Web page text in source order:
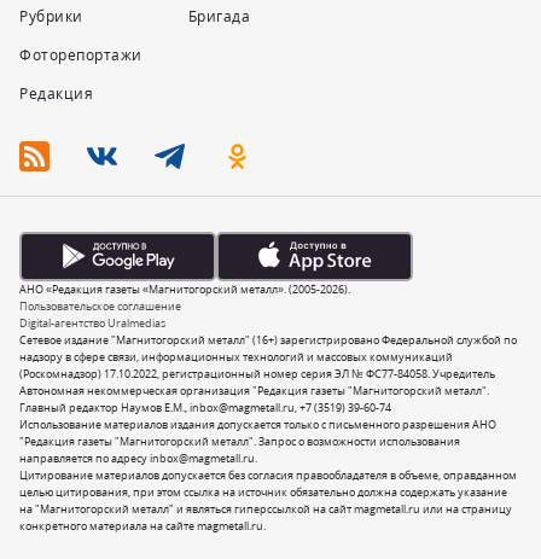
Рубрики
Фоторепортажи
Редакция
Бригада
Сетевое издание "Магнитогорский металл" (16+) зарегистрировано Федеральной службой по
надзору в сфере связи, информационных технологий и массовых коммуникаций
(Роскомнадзор) 17.10.2022, регистрационный номер серия ЭЛ № ФС77-84058. Учредитель
Автономная некоммерческая организация "Редакция газеты "Магнитогорский металл".
Главный редактор Наумов Е.М.,inbox@magmetall.ru,+7 (3519) 39-60-74
Использование материалов издания допускается только с письменного разрешения АНО
"Редакция газеты "Магнитогорский металл". Запрос о возможности использования
направляется по адресуinbox@magmetall.ru.
Цитирование материалов допускается без согласия правообладателя в объеме, оправданном
целью цитирования, при этом ссылка на источник обязательно должна содержать указание
на "Магнитогорский металл" и являться гиперссылкой на сайт magmetall.ru или на страницу
конкретного материала на сайте magmetall.ru.
Пользовательское соглашение
Digital-агентство Uralmedias
АНО «Редакция газеты «Магнитогорский металл». (2005-2026).